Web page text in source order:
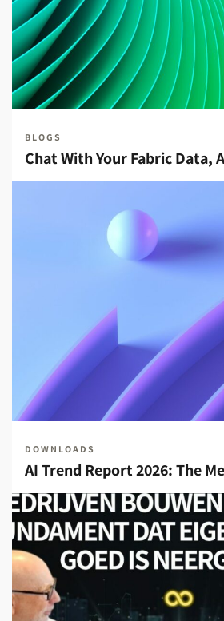
BLOGS
Chat With Your Fabric Data,
DOWNLOADS
AI Trend Report 2026: The